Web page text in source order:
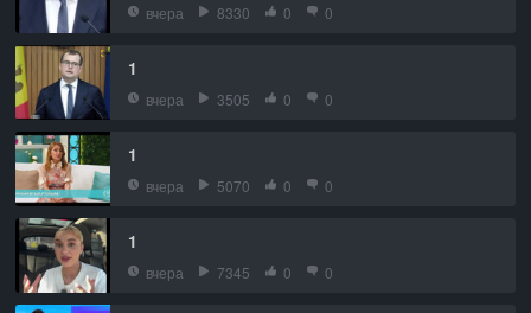
вчера 8330 0 0
1
вчера 3505 0 0
1
вчера 5070 0 0
1
вчера 7345 0 0